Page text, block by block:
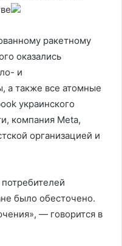
ракетному
оказались
и
а также все атомные
украинского
компания Meta,
организацией и
было обесточено.
— говорится в